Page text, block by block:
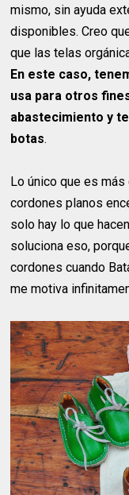
mismo, sin ayuda
disponibles. Creo
que las telas
En este caso,
usa para otros
abastecimiento y
botas.
Lo único que es
cordones planos
solo hay lo que
soluciona eso,
cordones cuando
me motiva